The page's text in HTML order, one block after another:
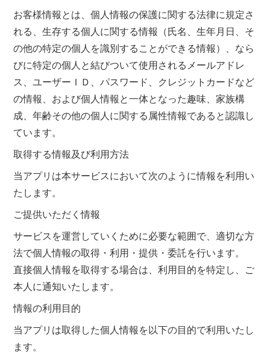
お客様情報とは、個人情報の保護に関する法律に規定さ
れる、生存する個人に関する情報（氏名、生年月日、そ
の他の特定の個人を識別することができる情報）、なら
びに特定の個人と結びついて使用されるメールアドレ
ス、ユーザーＩＤ、パスワード、クレジットカードなど
の情報、および個人情報と一体となった趣味、家族構
成、年齢その他の個人に関する属性情報であると認識し
ています。
取得する情報及び利用方法
当アプリは本サービスにおいて次のように情報を利用い
たします。
ご提供いただく情報
サービスを運営していくために必要な範囲で、適切な方
法で個人情報の取得・利用・提供・委託を行います。
直接個人情報を取得する場合は、利用目的を特定し、ご
本人に通知いたします。
情報の利用目的
当アプリは取得した個人情報を以下の目的で利用いたし
ます。